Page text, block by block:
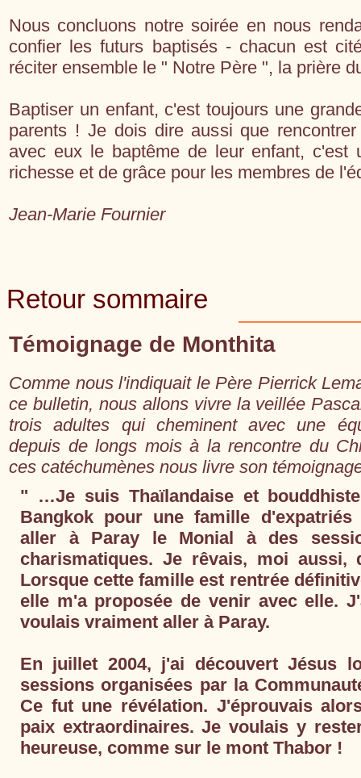
Nous concluons notre soirée en nous
confier les futurs baptisés - chacun est
réciter ensemble le " Notre Père ", la prière
Baptiser un enfant, c'est toujours une
parents ! Je dois dire aussi que
avec eux le baptême de leur enfant, c'est
richesse et de grâce pour les membres de
Jean-Marie Fournier
Retour sommaire
Témoignage de Monthita
Comme nous l'indiquait le Père Pierrick
ce bulletin, nous allons vivre la veillée
trois adultes qui cheminent avec une
depuis de longs mois à la rencontre du
ces catéchumènes nous livre son
" …Je suis Thaïlandaise et
Bangkok pour une famille
aller à Paray le Monial à des
charismatiques. Je rêvais, moi
Lorsque cette famille est rentrée
elle m'a proposée de venir avec elle.
voulais vraiment aller à Paray.
En juillet 2004, j'ai découvert Jésus
sessions organisées par la
Ce fut une révélation. J'éprouvais
paix extraordinaires. Je voulais y
heureuse, comme sur le mont Thabor !